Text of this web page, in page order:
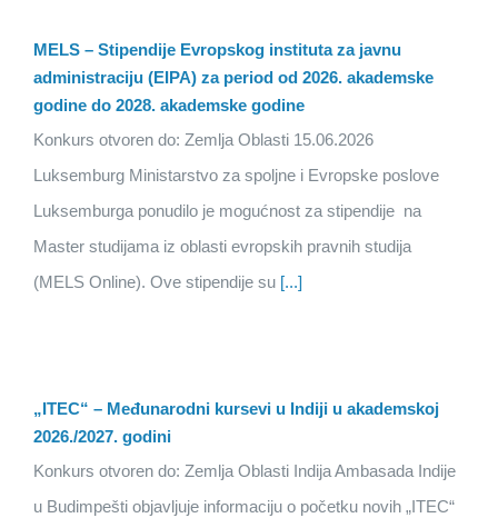
MELS – Stipendije Evropskog instituta za javnu
administraciju (EIPA) za period od 2026. akademske
godine do 2028. akademske godine
Konkurs otvoren do: Zemlja Oblasti 15.06.2026
Luksemburg Ministarstvo za spoljne i Evropske poslove
Luksemburga ponudilo je mogućnost za stipendije na
Master studijama iz oblasti evropskih pravnih studija
(MELS Online). Ove stipendije su [...]
„ITEC“ – Međunarodni kursevi u Indiji u akademskoj
2026./2027. godini
Konkurs otvoren do: Zemlja Oblasti Indija Ambasada Indije
u Budimpešti objavljuje informaciju o početku novih „ITEC“